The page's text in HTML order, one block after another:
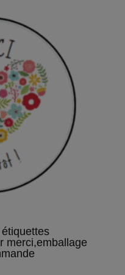
merci,emballage